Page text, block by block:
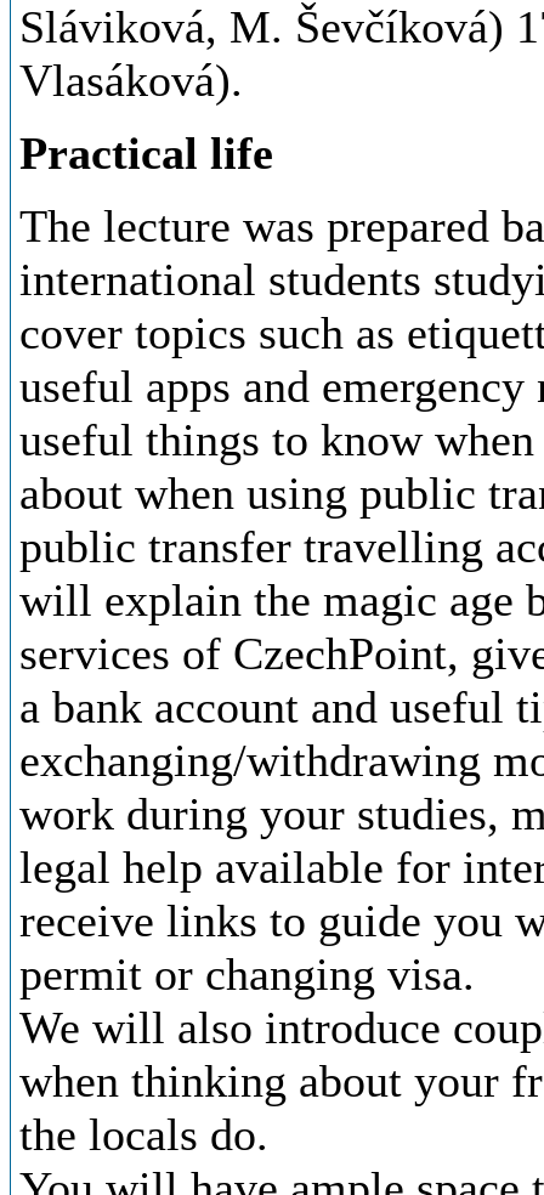
Sláviková, M. Ševčíková) 1
Vlasáková).
Practical life
The lecture was prepared
international students
cover topics such as
useful apps and
useful things to know
about when using public
public transfer travelling
will explain the magic age
services of CzechPoint,
a bank account and useful
exchanging/withdrawing
work during your studies,
legal help available for
receive links to guide you
permit or changing visa.
We will also introduce
when thinking about your
the locals do.